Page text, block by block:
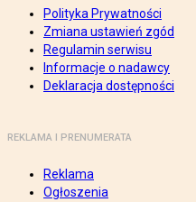
Polityka Prywatności
Zmiana ustawień zgód
Regulamin serwisu
Informacje o nadawcy
Deklaracja dostępności
REKLAMA I PRENUMERATA
Reklama
Ogłoszenia